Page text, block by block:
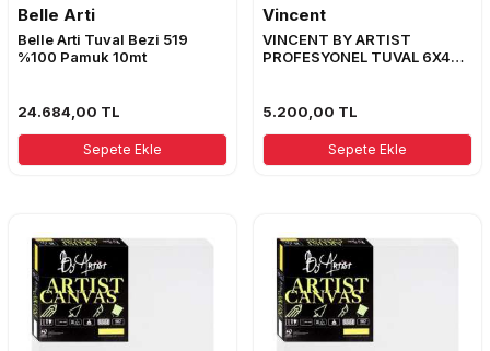
Belle Arti
Belle Arti Tuval Bezi 519
%100 Pamuk 10mt
24.684,00 TL
Sepete Ekle
Vincent
VINCENT BY ARTIST
PROFESYONEL TUVAL 6X4
5.200,00 TL
Sepete Ekle